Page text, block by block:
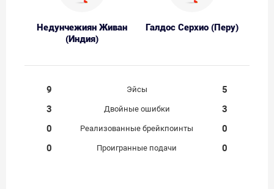
Недунчежиян Живан
(Индия)
Галдос Серхио (Перу)
9 Эйсы
5
3
Двойные ошибки
3
0
Реализованные брейкпоинты
0
0
Проигранные подачи 0